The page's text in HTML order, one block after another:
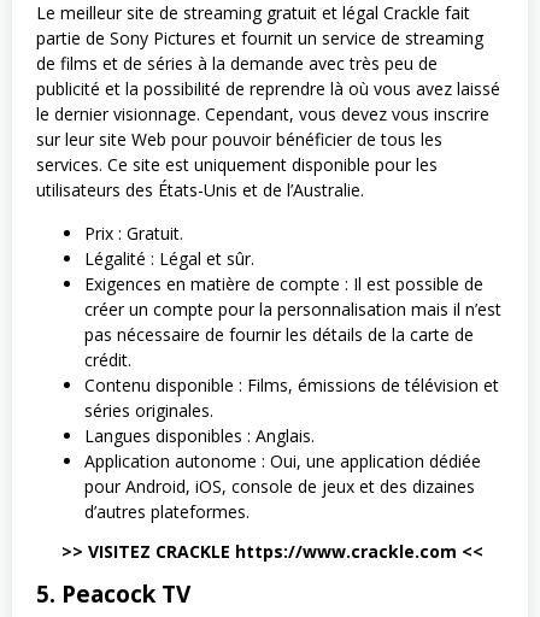
Le meilleur site de streaming gratuit et légal Crackle fait
partie de Sony Pictures et fournit un service de streaming
de films et de séries à la demande avec très peu de
publicité et la possibilité de reprendre là où vous avez laissé
le dernier visionnage. Cependant, vous devez vous inscrire
sur leur site Web pour pouvoir bénéficier de tous les
services. Ce site est uniquement disponible pour les
utilisateurs des États-Unis et de l’Australie.
Prix : Gratuit.
Légalité : Légal et sûr.
Exigences en matière de compte : Il est possible de
créer un compte pour la personnalisation mais il n’est
pas nécessaire de fournir les détails de la carte de
crédit.
Contenu disponible : Films, émissions de télévision et
séries originales.
Langues disponibles : Anglais.
Application autonome : Oui, une application dédiée
pour Android, iOS, console de jeux et des dizaines
d’autres plateformes.
>> VISITEZ CRACKLE https://www.crackle.com <<
5. Peacock TV